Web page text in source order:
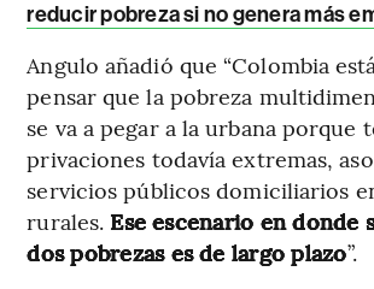
reducir pobreza si no genera más
Angulo añadió que “Colombia
pensar que la pobreza
se va a pegar a la urbana porque
privaciones todavía extremas,
servicios públicos domiciliarios
rurales. Ese escenario en donde
dos pobrezas es de largo plazo”.